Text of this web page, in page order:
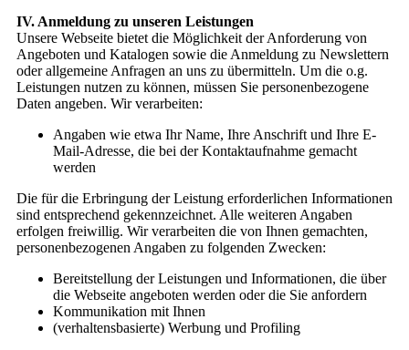
IV. Anmeldung zu unseren Leistungen
Unsere Webseite bietet die Möglichkeit der Anforderung von
Angeboten und Katalogen sowie die Anmeldung zu Newslettern
oder allgemeine Anfragen an uns zu übermitteln. Um die o.g.
Leistungen nutzen zu können, müssen Sie personenbezogene
Daten angeben. Wir verarbeiten:
Angaben wie etwa Ihr Name, Ihre Anschrift und Ihre E-
Mail-Adresse, die bei der Kontaktaufnahme gemacht
werden
Die für die Erbringung der Leistung erforderlichen Informationen
sind entsprechend gekennzeichnet. Alle weiteren Angaben
erfolgen freiwillig. Wir verarbeiten die von Ihnen gemachten,
personenbezogenen Angaben zu folgenden Zwecken:
Bereitstellung der Leistungen und Informationen, die über
die Webseite angeboten werden oder die Sie anfordern
Kommunikation mit Ihnen
(verhaltensbasierte) Werbung und Profiling